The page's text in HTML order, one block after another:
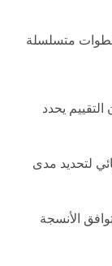
متسلسلة
يحدد
لتحديد مدى
الأنسجة